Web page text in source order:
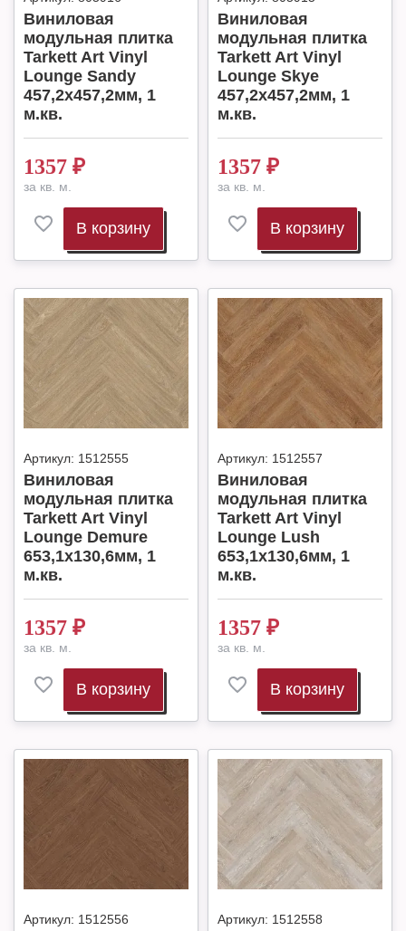
Виниловая
модульная плитка
Tarkett Art Vinyl
Lounge Sandy
457,2х457,2мм, 1
м.кв.
1357 ₽
за кв. м.
В корзину
Виниловая
модульная плитка
Tarkett Art Vinyl
Lounge Skye
457,2х457,2мм, 1
м.кв.
1357 ₽
за кв. м.
В корзину
Артикул: 1512555
Виниловая
модульная плитка
Tarkett Art Vinyl
Lounge Demure
653,1х130,6мм, 1
м.кв.
1357 ₽
за кв. м.
В корзину
Артикул: 1512557
Виниловая
модульная плитка
Tarkett Art Vinyl
Lounge Lush
653,1х130,6мм, 1
м.кв.
1357 ₽
за кв. м.
В корзину
Артикул: 1512556 Артикул: 1512558